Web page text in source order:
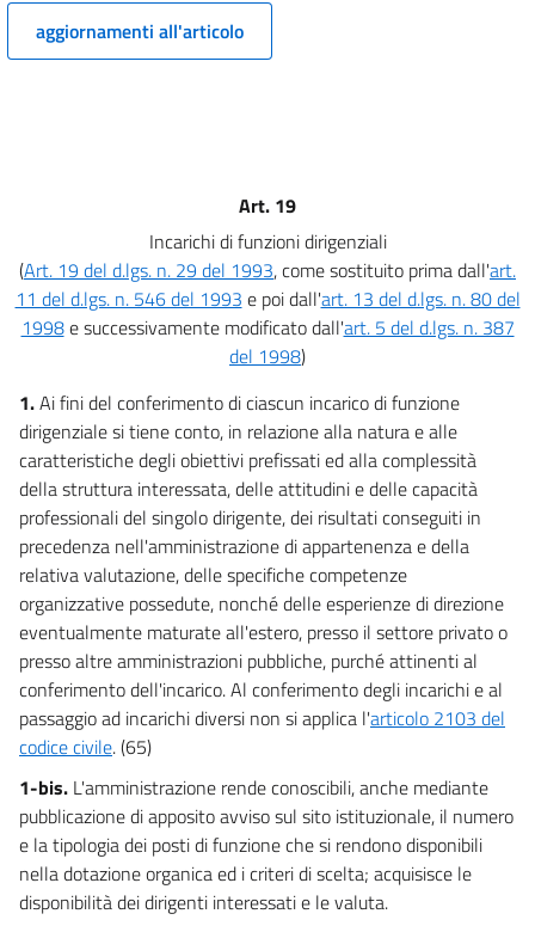
Relazioni con il pubblico
Dirigenza
Sezione I
Qualifiche, uffici dirigenziali
ed
attribuzioni
13
15
16
17
17 bis
18
19
20
21
22
23
23 bis
24
25
26
aggiornamenti all'articolo
Art. 19
Incarichi di funzioni dirigenziali
(Art. 19 del d.lgs. n. 29 del 1993, come sostituito prima dall'art.
11 del d.lgs. n. 546 del 1993 e poi dall'art. 13 del d.lgs. n. 80 del
1998e successivamente modificato dall'art. 5 del d.lgs. n. 387
del 1998)
1.Ai fini del conferimento di ciascun incarico di funzione
dirigenziale si tiene conto, in relazione alla natura e alle
caratteristiche degli obiettivi prefissati ed alla complessità
della struttura interessata, delle attitudini e delle capacità
professionali del singolo dirigente, dei risultati conseguiti in
precedenza nell'amministrazione di appartenenza e della
relativa valutazione, delle specifiche competenze
organizzative possedute, nonché delle esperienze di direzione
eventualmente maturate all'estero, presso il settore privato o
presso altre amministrazioni pubbliche, purché attinenti al
conferimento dell'incarico. Al conferimento degli incarichi e al
passaggio ad incarichi diversi non si applica l'articolo 2103 del
codice civile. (65)
1-bis. L'amministrazione rende conoscibili, anche mediante
pubblicazione di apposito avviso sul sito istituzionale, il numero
e la tipologia dei posti di funzione che si rendono disponibili
nella dotazione organica ed i criteri di scelta; acquisisce le
disponibilità dei dirigenti interessati e le valuta.